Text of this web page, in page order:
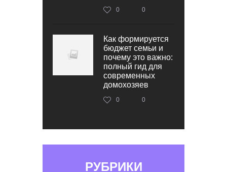
0 0
Как формируется
бюджет семьи и
почему это важно:
полный гид для
современных
домохозяев
0 0
РУБРИКИ